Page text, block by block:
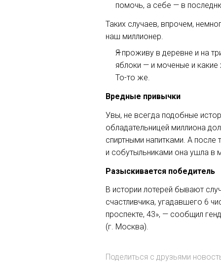
помочь, а себе — в
Таких случаев, впрочем,
наш миллионер.
Я проживу в деревне и на
яблоки — и моченые и
То-то же.
Вредные привычки
Увы, не всегда подобные
обладательницей миллиона
спиртными напитками. А
и собутыльниками она ушла в
Разыскивается победитель
В истории лотерей бывают
счастливчика, угадавшего 6
проспекте, 43», — сообщил
(г. Москва).
Поделиться с друзьями